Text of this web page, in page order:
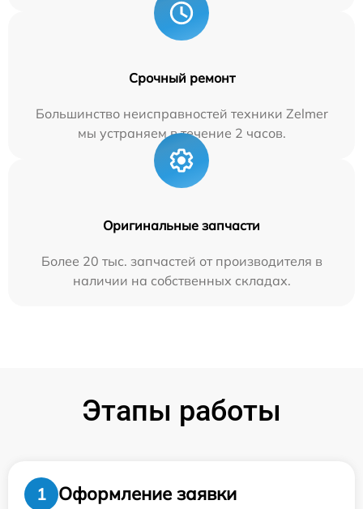
Срочный ремонт
Большинство неисправностей техники Zelmer
мы устраняем в течение 2 часов.
Оригинальные запчасти
Более 20 тыс. запчастей от производителя в
наличии на собственных складах.
Этапы работы
1 Оформление заявки